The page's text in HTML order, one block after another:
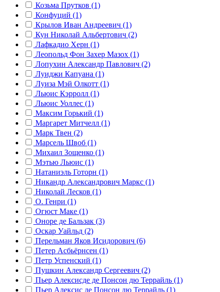
Козьма Прутков (1)
Конфуций (1)
Крылов Иван Андреевич (1)
Кун Николай Альбертович (2)
Лафкадио Херн (1)
Леопольд Фон Захер Мазох (1)
Лопухин Александр Павлович (2)
Луиджи Капуана (1)
Луиза Мэй Олкотт (1)
Льюис Кэрролл (1)
Льюис Уоллес (1)
Максим Горький (1)
Маргарет Митчелл (1)
Марк Твен (2)
Марсель Швоб (1)
Михаил Зощенко (1)
Мэтью Льюис (1)
Натаниэль Готорн (1)
Никандр Александрович Маркс (1)
Николай Лесков (1)
О. Генри (1)
Огюст Маке (1)
Оноре де Бальзак (3)
Оскар Уайльд (2)
Перельман Яков Исидорович (6)
Петер Асбьёрнсен (1)
Петр Успенский (1)
Пушкин Александр Сергеевич (2)
Пьер Алексисде де Понсон дю Террайль (1)
Пьер Алексис де Понсон дю Террайль (1)